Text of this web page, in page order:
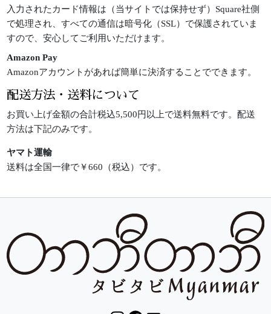
入力されたカード情報は（当サイトでは保持せず）Square社側
で処理され、すべての通信は暗号化（SSL）で保護されていま
すので、安心してご利用いただけます。
Amazon Pay
Amazonアカウントがあれば簡単に決済することでできます。
配送方法・送料について
お買い上げ金額の合計税込5,500円以上で送料無料です。配送
方法は下記のみです。
ヤマト運輸
送料は全国一律で￥660（税込）です。